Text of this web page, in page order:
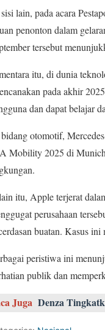
lain, pada acara
penonton dalam
tersebut
itu, di dunia
pada akhir
dan dapat belajar
otomotif,
Mobility 2025 di
itu, Apple terjerat
perusahaan
buatan. Kasus
peristiwa ini
publik dan
Juga Denza